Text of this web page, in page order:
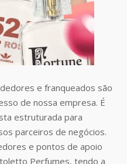
e franqueados são
de nossa empresa. É
estruturada para
parceiros de negócios.
e pontos de apoio
Perfumes, tendo a